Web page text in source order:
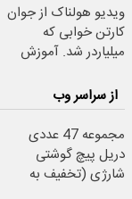
ویدیو هولناک از جوان
کارتن خوابی که
میلیاردر شد. آموزش
از سراسر وب
مجموعه 47 عددی
دریل پیچ گوشتی
شارژی (تخفیف به